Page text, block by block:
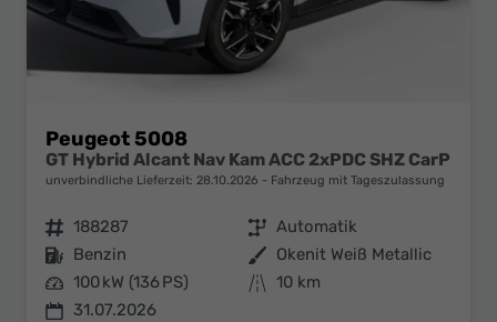
Peugeot 5008
GT Hybrid Alcant Nav Kam ACC 2xPDC SHZ CarP
unverbindliche Lieferzeit: 28.10.2026 Fahrzeug mit Tageszulassung
Fahrzeugnr. 188287 Getriebe Automatik
Kraftstoff Benzin Außenfarbe Okenit Weiß Metallic
Leistung 100 kW (136 PS) Kilometerstand 10 km
31.07.2026